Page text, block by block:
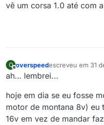
vê um corsa 1.0 até com
O
Offline
overspeedescreveu em 31
última edição por
ah… lembrei...
hoje em dia se eu fosse
motor de montana 8v)
16v em vez de mandar